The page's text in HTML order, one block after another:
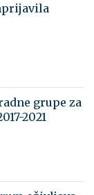
grupe za
2021